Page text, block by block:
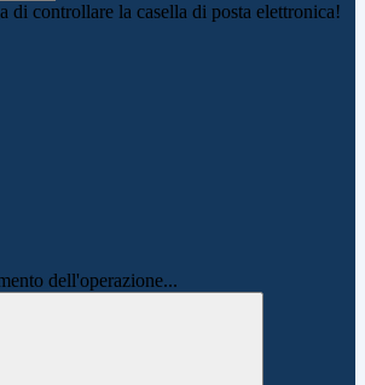
di controllare la casella di posta elettronica!
dell'operazione...